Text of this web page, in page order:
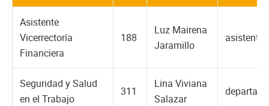
Asistente
Vicerrectoría
Financiera
188
Luz Mairena
Jaramillo
Seguridad y Salud
en el Trabajo
311
Lina Viviana
Salazar